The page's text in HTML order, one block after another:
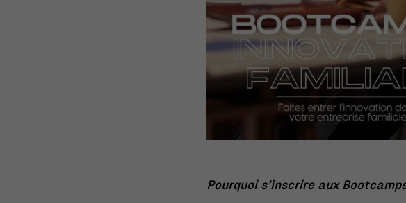
Pourquoi s’inscrire aux